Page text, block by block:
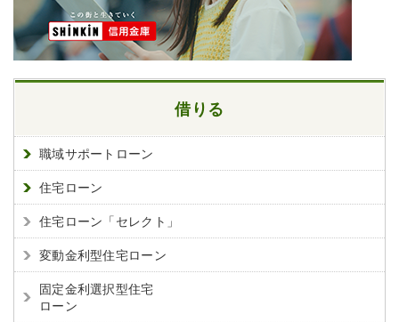
借りる
職域サポートローン
住宅ローン
住宅ローン「セレクト」
変動金利型住宅ローン
固定金利選択型住宅
ローン